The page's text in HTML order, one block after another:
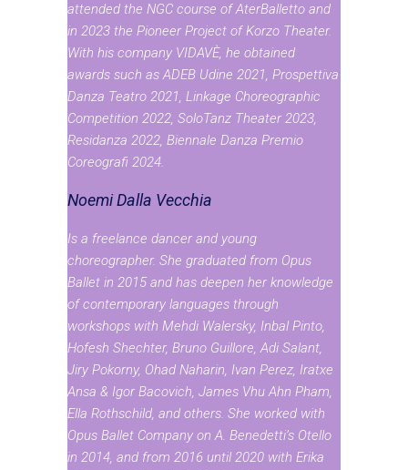
attended the NGC course of AterBalletto and
in 2023 the Pioneer Project of Korzo Theater.
With his company VIDAVÈ, he obtained
awards such as ADEB Udine 2021, Prospettiva
Danza Teatro 2021, Linkage Choreographic
Competition 2022, SoloTanz Theater 2023,
Residanza 2022, Biennale Danza Premio
Coreografi 2024.
Noemi Dalla Vecchia
Is a freelance dancer and young
choreographer. She graduated from Opus
Ballet in 2015 and has deepen her knowledge
of contemporary languages ​​through
workshops with Mehdi Walersky, Inbal Pinto,
Hofesh Shechter, Bruno Guillore, Adi Salant,
Jiry Pokorny, Ohad Naharin, Ivan Perez, Iratxe
Ansa & Igor Bacovich, James Vhu Ahn Pham,
Ella Rothschild, and others. She worked with
Opus Ballet Company on A. Benedetti’s Otello
in 2014, and from 2016 until 2020 with Erika